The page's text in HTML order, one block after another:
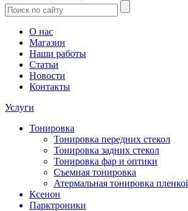
О нас
Магазин
Наши работы
Статьи
Новости
Контакты
Услуги
Тонировка
Тонировка передних стекол
Тонировка задних стекол
Тонировка фар и оптики
Съемная тонировка
Атермальная тонировка
Ксенон
Парктроники